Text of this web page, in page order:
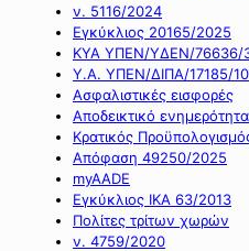
ν. 5116/2024
Εγκύκλιος 20165/2025
ΚΥΑ ΥΠΕΝ/ΥΔΕΝ/76636/
Υ.Α. ΥΠΕΝ/ΔΙΠΑ/17185/
Ασφαλιστικές εισφορές
Αποδεικτικό
Κρατικός
Απόφαση 49250/2025
myAADE
Εγκύκλιος ΙΚΑ 63/2013
Πολίτες τρίτων χωρών
ν. 4759/2020